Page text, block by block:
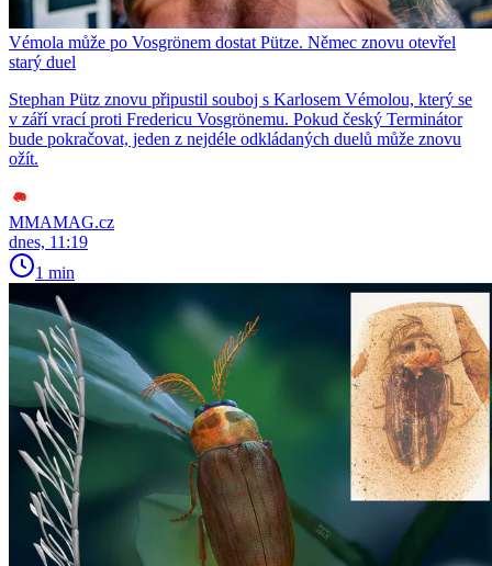
Vémola může po Vosgrönem dostat Pütze. Němec znovu otevřel
starý duel
Stephan Pütz znovu připustil souboj s Karlosem Vémolou, který se
v září vrací proti Fredericu Vosgrönemu. Pokud český Terminátor
bude pokračovat, jeden z nejdéle odkládaných duelů může znovu
ožít.
MMAMAG.cz
dnes, 11:19
1 min